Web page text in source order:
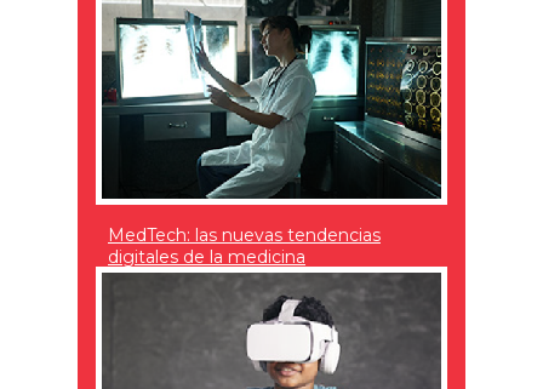
MedTech: las nuevas tendencias
digitales de la medicina